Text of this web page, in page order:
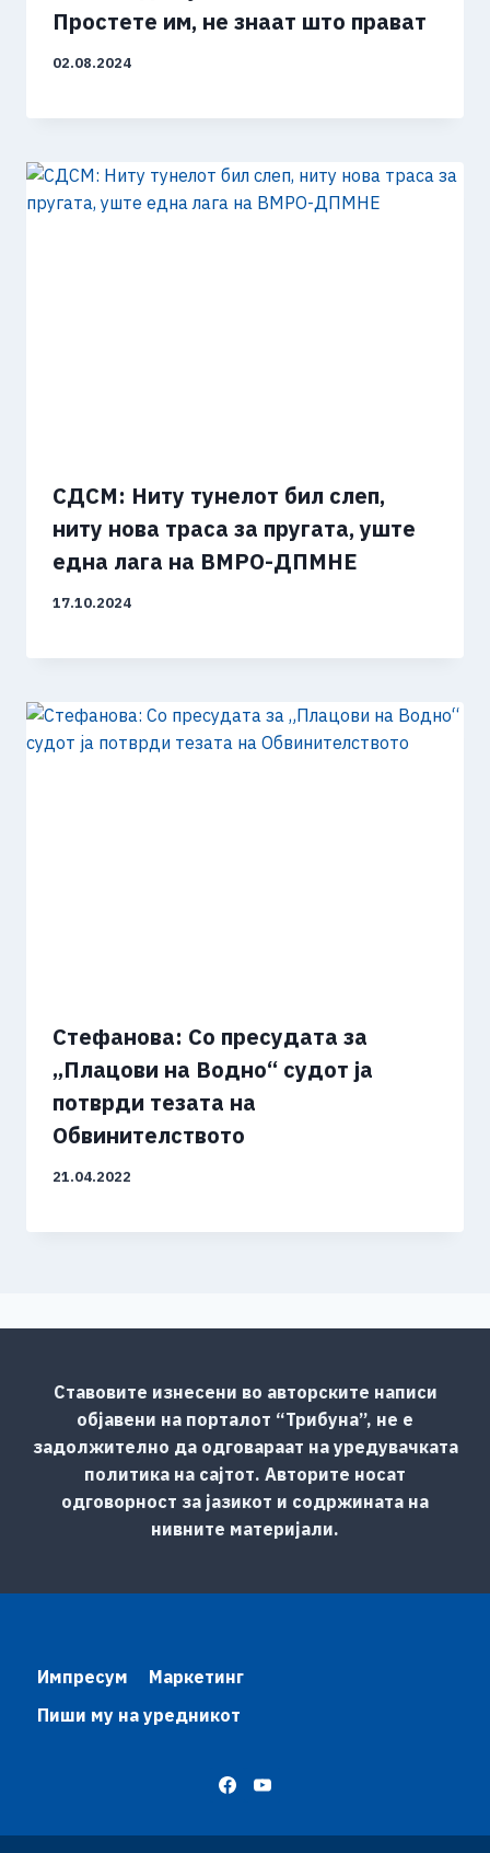
Простете им, не знаат што прават
02.08.2024
СДСМ: Ниту тунелот бил слеп,
ниту нова траса за пругата, уште
една лага на ВМРО-ДПМНЕ
17.10.2024
Стефанова: Со пресудата за
„Плацови на Водно“ судот ја
потврди тезата на
Обвинителството
21.04.2022
Ставовите изнесени во авторските написи
објавени на порталот “Трибуна”, не е
задолжително да одговараат на уредувачката
политика на сајтот. Авторите носат
одговорност за јазикот и содржината на
нивните материјали.
Импресум
Маркетинг
Пиши му на уредникот